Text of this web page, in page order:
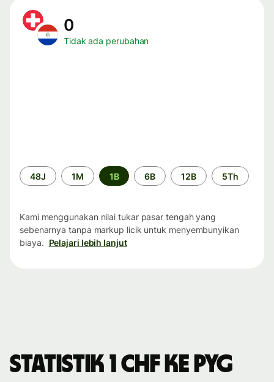
0
Tidak ada perubahan
Periode
waktu
48J 1M 1B 6B 12B 5Th
Kami menggunakan nilai tukar pasar tengah yang
sebenarnya tanpa markup licik untuk menyembunyikan
biaya. Pelajari lebih lanjut
Statistik 1 CHF ke PYG